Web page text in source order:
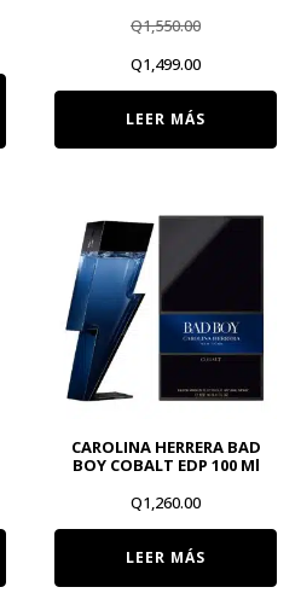
Q1,550.00
El
Q1,550.00.
Q1,499.00El
Q1,499.00.
LEER MÁS
CAROLINA HERRERA BAD
BOY COBALT EDP 100 Ml
Q1,260.00
LEER MÁS